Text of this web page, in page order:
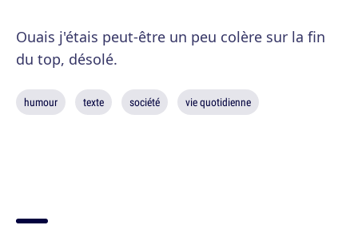
Ouais j'étais peut-être un peu colère sur la fin
du top, désolé.
humour texte société vie quotidienne